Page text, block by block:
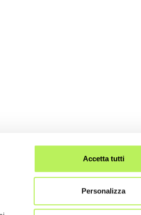
Accetta tutti
Personalizza